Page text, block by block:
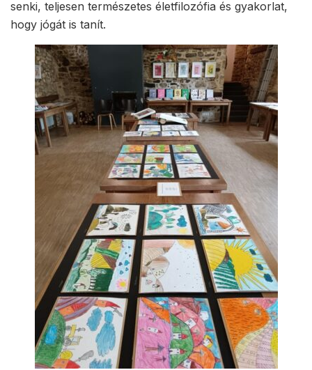
senki, teljesen természetes életfilozófia és gyakorlat,
hogy jógát is tanít.